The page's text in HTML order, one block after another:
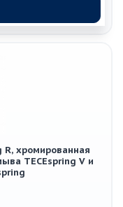
R, хромированная
TECEspring V и